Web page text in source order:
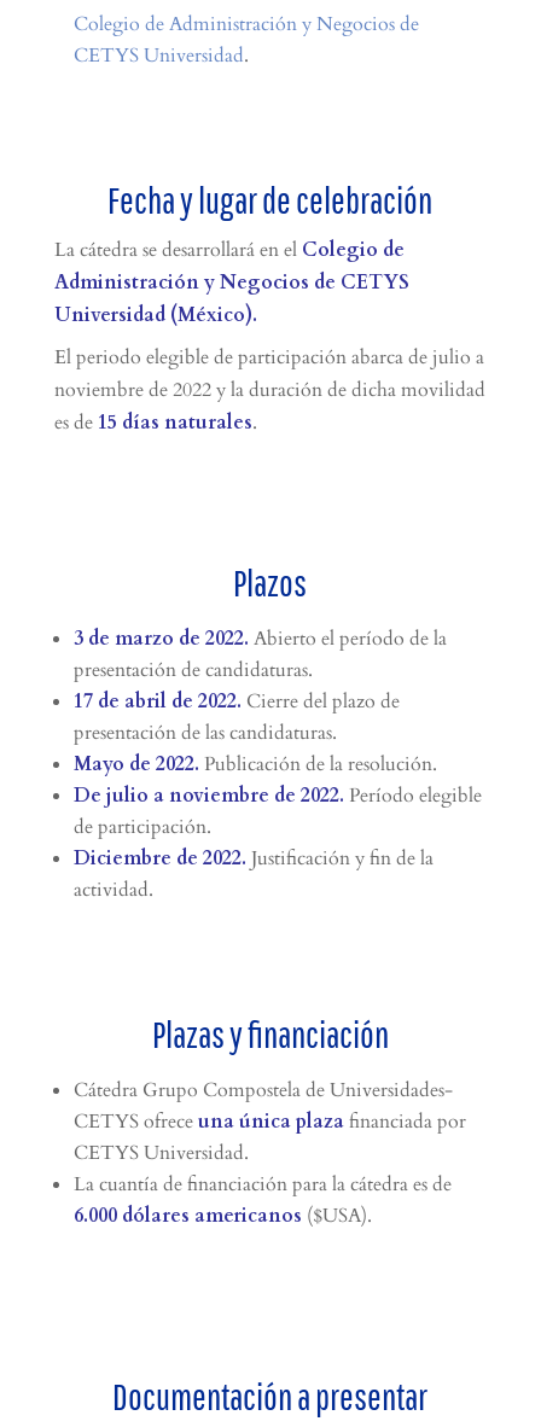
Colegio de Administración y Negocios de
CETYS Universidad.
Fecha y lugar de celebración
La cátedra se desarrollará en el Colegio de
Administración y Negocios de CETYS
Universidad (México).
El periodo elegible de participación abarca de julio a
noviembre de 2022 y la duración de dicha movilidad
es de 15 días naturales.
Plazos
3 de marzo de 2022. Abierto el período de la
presentación de candidaturas.
17 de abril de 2022. Cierre del plazo de
presentación de las candidaturas.
Mayo de 2022. Publicación de la resolución.
De julio a noviembre de 2022. Período elegible
de participación.
Diciembre de 2022. Justificación y fin de la
actividad.
Plazas y financiación
Cátedra Grupo Compostela de Universidades-
CETYSofreceuna única plazafinanciada por
CETYS Universidad.
La cuantía de financiación para la cátedra es de
6.000 dólares americanos ($USA).
Documentación a presentar